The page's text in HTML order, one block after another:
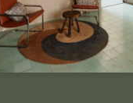
VER DETALLES